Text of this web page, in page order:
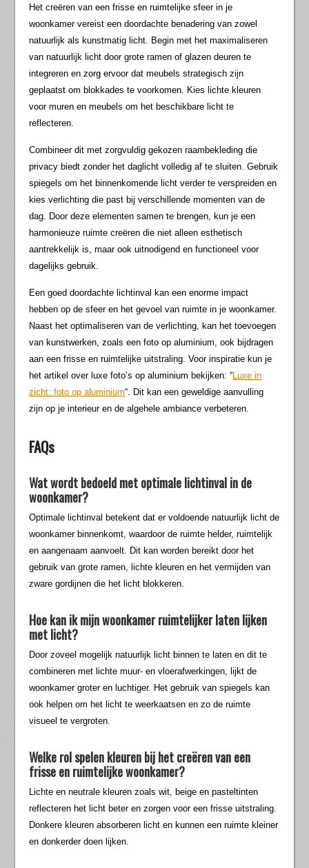
Het creëren van een frisse en ruimtelijke sfeer in je
woonkamer vereist een doordachte benadering van zowel
natuurlijk als kunstmatig licht. Begin met het maximaliseren
van natuurlijk licht door grote ramen of glazen deuren te
integreren en zorg ervoor dat meubels strategisch zijn
geplaatst om blokkades te voorkomen. Kies lichte kleuren
voor muren en meubels om het beschikbare licht te
reflecteren.
Combineer dit met zorgvuldig gekozen raambekleding die
privacy biedt zonder het daglicht volledig af te sluiten. Gebruik
spiegels om het binnenkomende licht verder te verspreiden en
kies verlichting die past bij verschillende momenten van de
dag. Door deze elementen samen te brengen, kun je een
harmonieuze ruimte creëren die niet alleen esthetisch
aantrekkelijk is, maar ook uitnodigend en functioneel voor
dagelijks gebruik.
Een goed doordachte lichtinval kan een enorme impact
hebben op de sfeer en het gevoel van ruimte in je woonkamer.
Naast het optimaliseren van de verlichting, kan het toevoegen
van kunstwerken, zoals een foto op aluminium, ook bijdragen
aan een frisse en ruimtelijke uitstraling. Voor inspiratie kun je
het artikel over luxe foto’s op aluminium bekijken: “Luxe in
zicht: foto op aluminium“. Dit kan een geweldige aanvulling
zijn op je interieur en de algehele ambiance verbeteren.
FAQs
Wat wordt bedoeld met optimale lichtinval in de
woonkamer?
Optimale lichtinval betekent dat er voldoende natuurlijk licht de
woonkamer binnenkomt, waardoor de ruimte helder, ruimtelijk
en aangenaam aanvoelt. Dit kan worden bereikt door het
gebruik van grote ramen, lichte kleuren en het vermijden van
zware gordijnen die het licht blokkeren.
Hoe kan ik mijn woonkamer ruimtelijker laten lijken
met licht?
Door zoveel mogelijk natuurlijk licht binnen te laten en dit te
combineren met lichte muur- en vloerafwerkingen, lijkt de
woonkamer groter en luchtiger. Het gebruik van spiegels kan
ook helpen om het licht te weerkaatsen en zo de ruimte
visueel te vergroten.
Welke rol spelen kleuren bij het creëren van een
frisse en ruimtelijke woonkamer?
Lichte en neutrale kleuren zoals wit, beige en pasteltinten
reflecteren het licht beter en zorgen voor een frisse uitstraling.
Donkere kleuren absorberen licht en kunnen een ruimte kleiner
en donkerder doen lijken.